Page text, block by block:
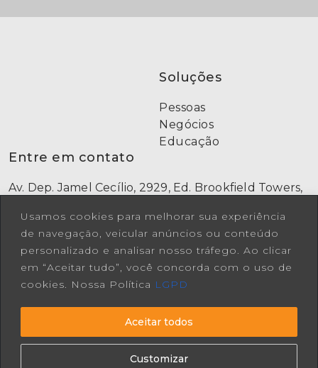
Usamos cookies para melhorar sua experiência
de navegação, veicular anúncios ou conteúdo
personalizado e analisar nosso tráfego. Ao clicar
em “Aceitar tudo”, você concorda com o uso de
cookies. Nossa Política LGPD
Customizar
Aceitar todos
Soluções
Pessoas
Negócios
Educação
Entre em contato
Av. Dep. Jamel Cecílio, 2929, Ed. Brookfield Towers,
(62) 9 9973-7669
[62] 3942-1882
Comercial: falecoma3@a3consultoria.com.br
Vagas A3: curriculo@a3consultoria.com.br
Redes Sociais